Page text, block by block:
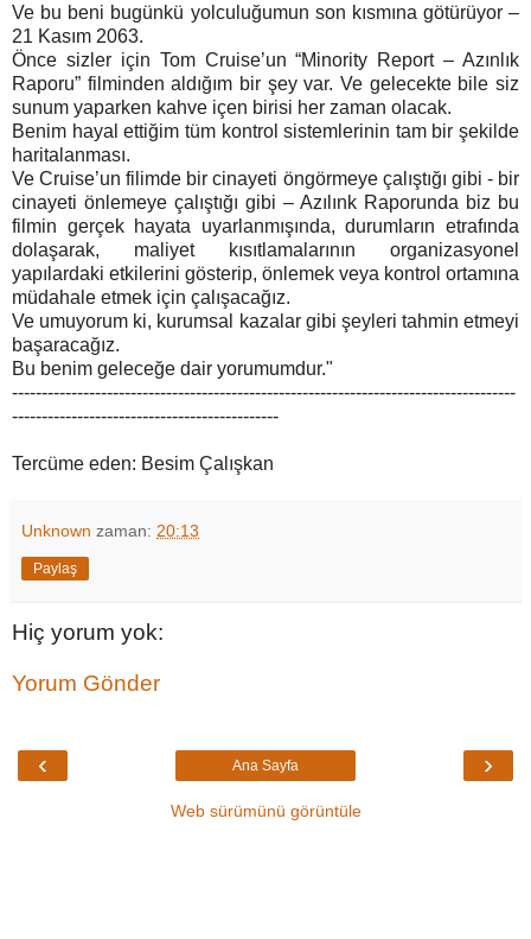
Ve bu beni bugünkü yolculuğumun son kısmına götürüyor –
21 Kasım 2063.
Önce sizler için Tom Cruise’un “Minority Report – Azınlık
Raporu” filminden aldığım bir şey var. Ve gelecekte bile siz
sunum yaparken kahve içen birisi her zaman olacak.
Benim hayal ettiğim tüm kontrol sistemlerinin tam bir şekilde
haritalanması.
Ve Cruise’un filimde bir cinayeti öngörmeye çalıştığı gibi - bir
cinayeti önlemeye çalıştığı gibi – Azılınk Raporunda biz bu
filmin gerçek hayata uyarlanmışında, durumların etrafında
dolaşarak, maliyet kısıtlamalarının organizasyonel
yapılardaki etkilerini gösterip, önlemek veya kontrol ortamına
müdahale etmek için çalışacağız.
Ve umuyorum ki, kurumsal kazalar gibi şeyleri tahmin etmeyi
başaracağız.
Bu benim geleceğe dair yorumumdur."
-------------------------------------------------------------------------------------
---------------------------------------------
Tercüme eden: Besim Çalışkan
Unknown zaman: 20:13
Paylaş
Hiç yorum yok:
Yorum Gönder
‹ ›
Ana Sayfa
Web sürümünü görüntüle